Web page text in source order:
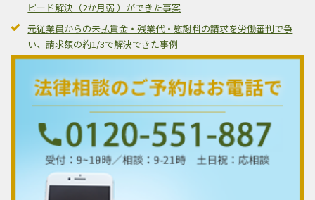
ピード解決（2か月弱 ）ができた事案
元従業員からの未払賃金・残業代・慰謝料の請求を労働審判で争
い、請求額の約1/3で解決できた事例